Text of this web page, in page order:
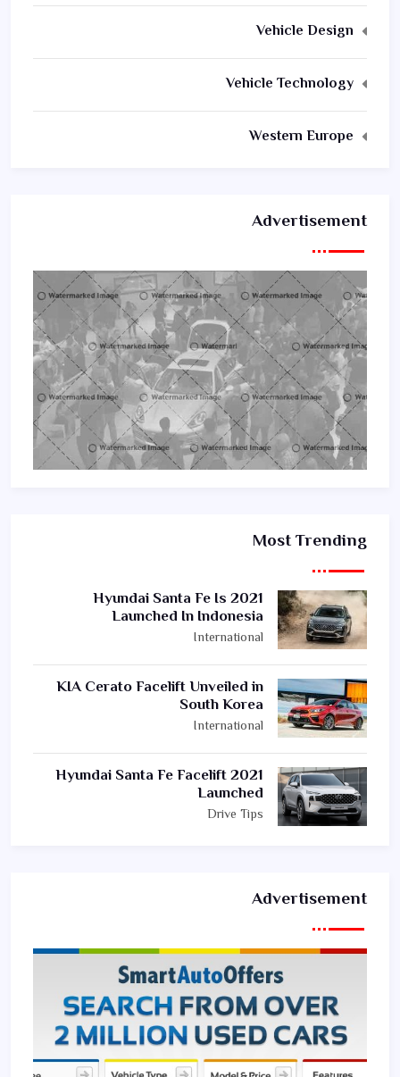
Vehicle Design
Vehicle Technology
Western Europe
Advertisement
Most Trending
2021 Hyundai Santa Fe Is
Launched In Indonesia
International
KIA Cerato Facelift Unveiled in
South Korea
International
2021 Hyundai Santa Fe Facelift
Launched
Drive Tips
Advertisement